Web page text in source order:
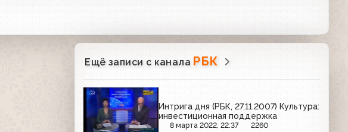
Ещё записи с канала РБК
Интрига дня (РБК, 27.11.2007) Культура:
инвестиционная поддержка
8 марта 2022, 22:37 2260